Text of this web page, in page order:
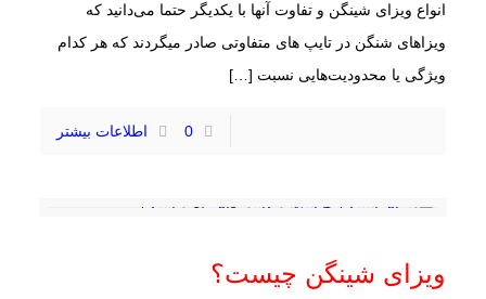
انواع ویزای شینگن و تفاوت آنها با یکدیگر حتما می‌دانید که
ویزاهای شنگن در تایپ های متفاوتی صادر میگردند که هر کدام
ویژگی یا محدودیت‌هایی نسبت […]
0 اطلاعات بیشتر
ویزای شینگن چیست؟